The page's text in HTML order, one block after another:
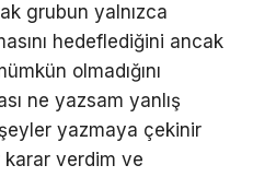
grubun yalnızca
hedeflediğini ancak
olmadığını
ne yazsam yanlış
yazmaya çekinir
karar verdim ve